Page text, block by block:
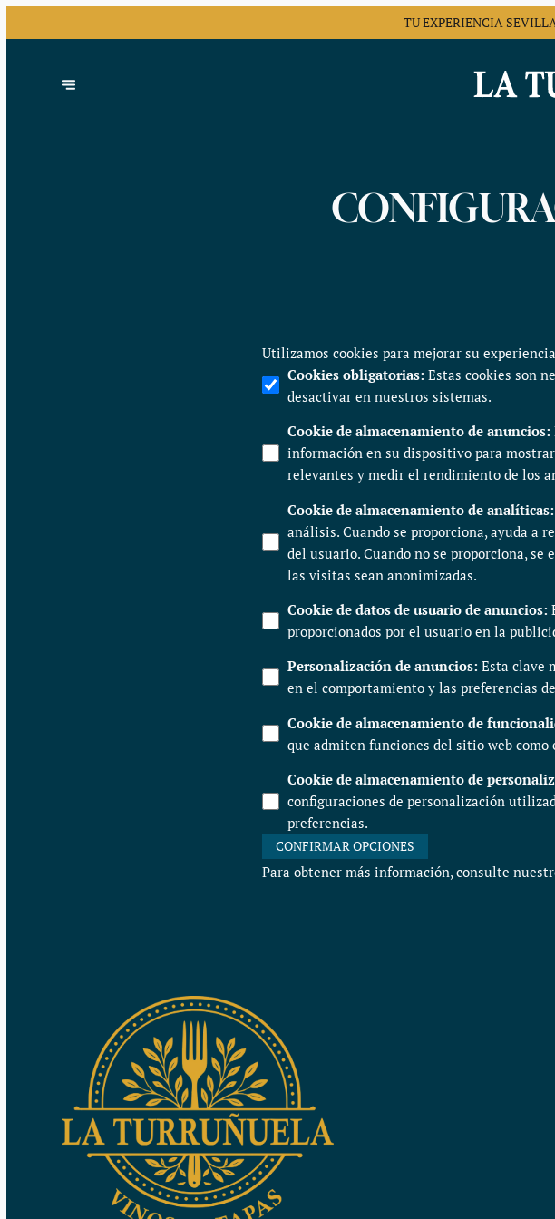
TU EXPERIENCIA
Utilizamos cookies para mejorar su
Cookies obligatorias: Estas cookies son
desactivar en nuestros sistemas.
Cookie de almacenamiento de anuncios:
información en su dispositivo para
relevantes y medir el rendimiento de los
Cookie de almacenamiento de analíticas:
análisis. Cuando se proporciona, ayuda a
del usuario. Cuando no se proporciona,
las visitas sean anonimizadas.
Cookie de datos de usuario de anuncios:
proporcionados por el usuario en la
Personalización de anuncios: Esta clave
en el comportamiento y las preferencias
Cookie de almacenamiento de
que admiten funciones del sitio web
Cookie de almacenamiento de
configuraciones de personalización
preferencias.
CONFIRMAR OPCIONES
Para obtener más información, consulte